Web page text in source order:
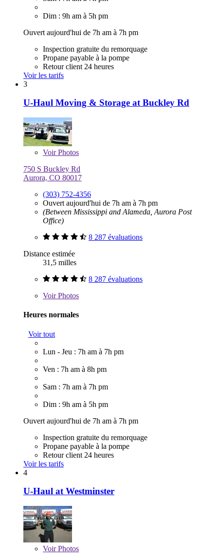
Dim : 9h am à 5h pm
Ouvert aujourd'hui de 7h am à 7h pm
Inspection gratuite du remorquage
Propane payable à la pompe
Retour client 24 heures
Voir les tarifs
3
U-Haul Moving & Storage at Buckley Rd
VoirPhotos
750 S Buckley Rd
Aurora, CO 80017
(303) 752-4356
Ouvert aujourd'hui de 7h am à 7h pm
(Between Mississippi and Alameda, Aurora Post
Office)
8 287 évaluations
Distance estimée
31,5 milles
8 287 évaluations
VoirPhotos
Heures normales
Voir tout
Lun - Jeu : 7h am à 7h pm
Ven : 7h am à 8h pm
Sam : 7h am à 7h pm
Dim : 9h am à 5h pm
Ouvert aujourd'hui de 7h am à 7h pm
Inspection gratuite du remorquage
Propane payable à la pompe
Retour client 24 heures
Voir les tarifs
4
U-Haul at Westminster
VoirPhotos